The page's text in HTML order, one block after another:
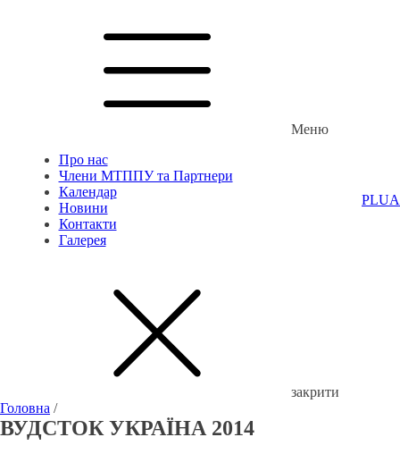
Меню
Про нас
Члени МТППУ та Партнери
Календар
Новини
Контакти
Галерея
закрити
PLUA
Головна /
ВУДСТОК УКРАЇНА 2014